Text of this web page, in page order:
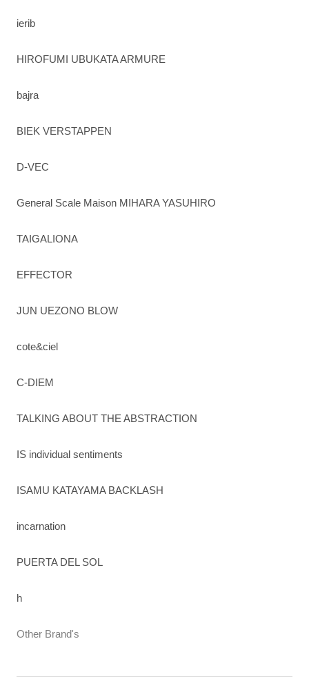
ierib
HIROFUMI UBUKATA ARMURE
bajra
BIEK VERSTAPPEN
D-VEC
General Scale Maison MIHARA YASUHIRO
TAIGALIONA
EFFECTOR
JUN UEZONO BLOW
cote&ciel
C-DIEM
TALKING ABOUT THE ABSTRACTION
IS individual sentiments
ISAMU KATAYAMA BACKLASH
incarnation
PUERTA DEL SOL
h
Other Brand's